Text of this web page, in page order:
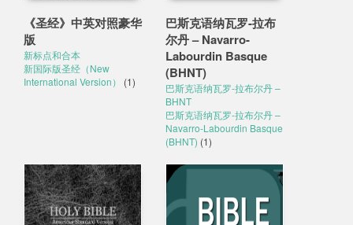
《圣经》中英对照豪华
版
新标点和合本
新国际版圣经（New
International Version） (1)
巴斯克语纳瓦罗-拉布
尔丹 – Navarro-
Labourdin Basque
(BHNT)
巴斯克语纳瓦罗-拉布尔丹 –
BHNT
巴斯克语纳瓦罗-拉布尔丹 –
Navarro-Labourdin Basque
(BHNT) (1)